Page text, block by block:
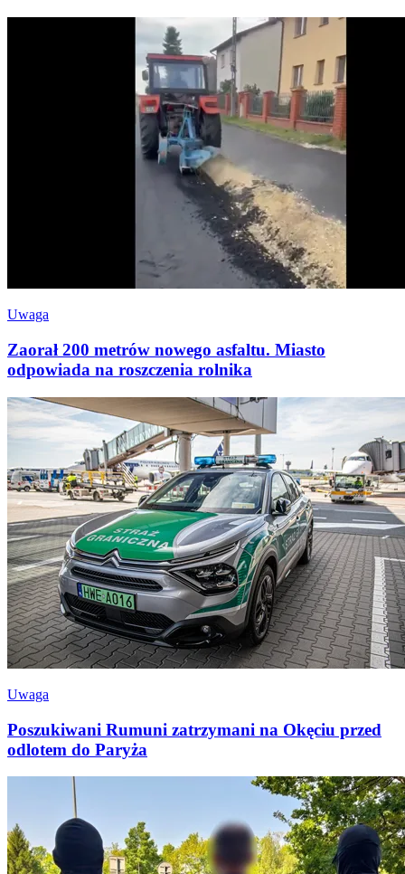
Uwaga
Zaorał 200 metrów nowego asfaltu. Miasto
odpowiada na roszczenia rolnika
Uwaga
Poszukiwani Rumuni zatrzymani na Okęciu przed
odlotem do Paryża